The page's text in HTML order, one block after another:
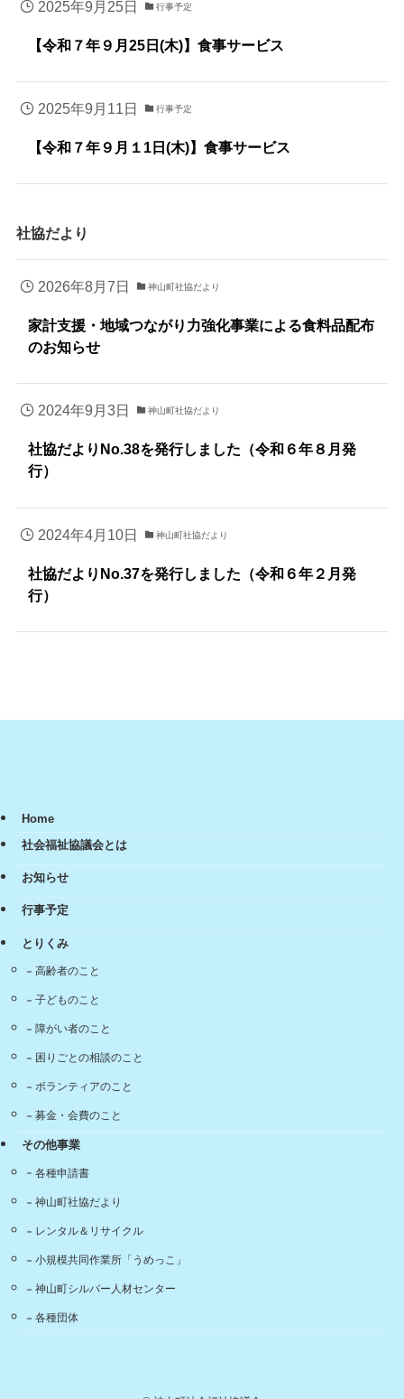
2025年9月25日 行事予定
【令和７年９月25日(木)】食事サービス
2025年9月11日 行事予定
【令和７年９月１1日(木)】食事サービス
社協だより
2026年8月7日 神山町社協だより
家計支援・地域つながり力強化事業による食料品配布
のお知らせ
2024年9月3日 神山町社協だより
社協だよりNo.38を発行しました（令和６年８月発
行）
2024年4月10日 神山町社協だより
社協だよりNo.37を発行しました（令和６年２月発
行）
Home
社会福祉協議会とは
お知らせ
行事予定
とりくみ
高齢者のこと
子どものこと
障がい者のこと
困りごとの相談のこと
ボランティアのこと
募金・会費のこと
その他事業
各種申請書
神山町社協だより
レンタル＆リサイクル
小規模共同作業所「うめっこ」
神山町シルバー人材センター
各種団体